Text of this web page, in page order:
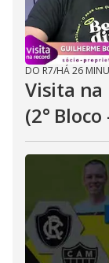
DO R7/HÁ 26
Visita na
(2°